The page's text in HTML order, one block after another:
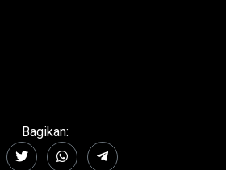
Bagikan: